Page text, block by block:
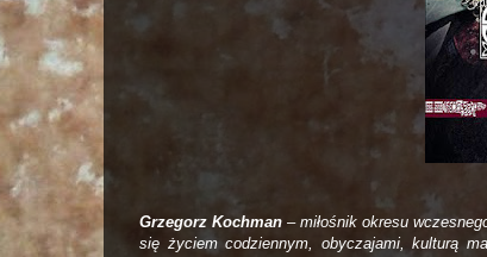
Grzegorz Kochman – miłośnik okresu
się życiem codziennym, obyczajami, kulturą